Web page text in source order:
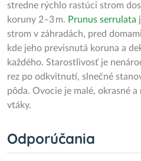
stredne rýchlo rastúci strom
koruny 2–3 m. Prunus serrulata
strom v záhradách, pred
kde jeho previsnutá koruna a
každého. Starostlivosť je
rez po odkvitnutí, slnečné
pôda. Ovocie je malé, okrasné
vtáky.
Odporúčania